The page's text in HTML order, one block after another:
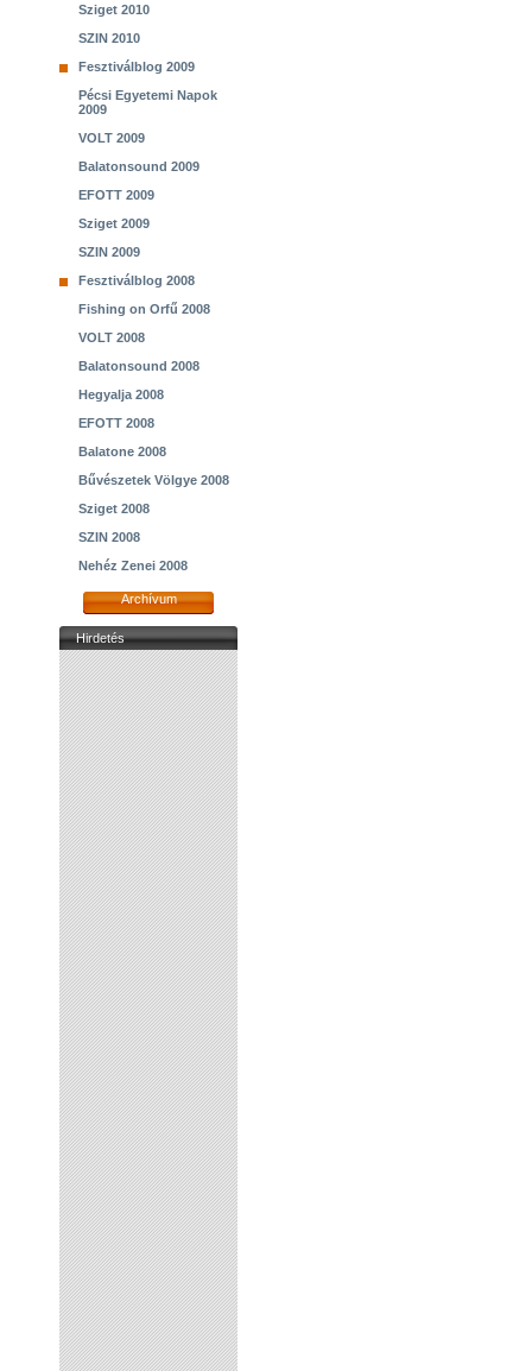
Sziget 2010
SZIN 2010
Fesztiválblog 2009
Pécsi Egyetemi Napok
2009
VOLT 2009
Balatonsound 2009
EFOTT 2009
Sziget 2009
SZIN 2009
Fesztiválblog 2008
Fishing on Orfű 2008
VOLT 2008
Balatonsound 2008
Hegyalja 2008
EFOTT 2008
Balatone 2008
Bűvészetek Völgye 2008
Sziget 2008
SZIN 2008
Nehéz Zenei 2008
Archívum
Hirdetés